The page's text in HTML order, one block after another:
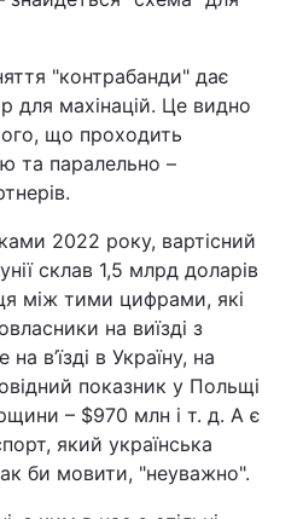
"контрабанди" дає
для махінацій. Це видно
що проходить
та паралельно –
2022 року, вартісний
склав 1,5 млрд доларів
між тими цифрами, які
на виїзді з
в’їзді в Україну, на
показник у Польщі
– $970 млн і т. д. А є
який українська
би мовити, "неуважно".